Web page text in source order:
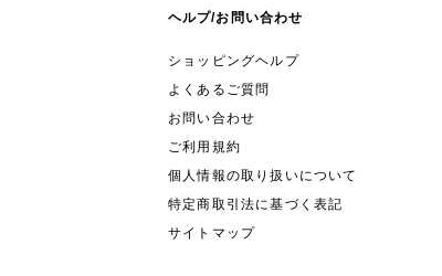
ヘルプ/お問い合わせ
ショッピングヘルプ
よくあるご質問
お問い合わせ
ご利用規約
個人情報の取り扱いについて
特定商取引法に基づく表記
サイトマップ